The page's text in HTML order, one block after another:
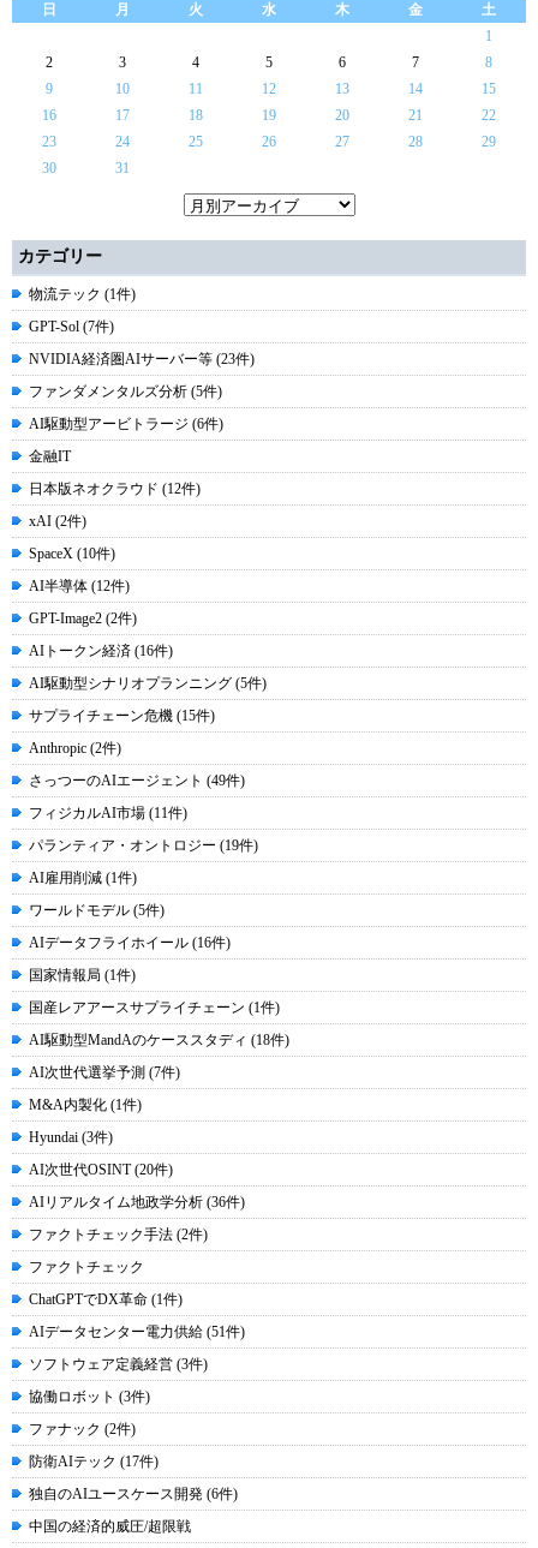
日
月 火 水 木 金
土
1
2
3 4 5 6 7
8
9
10 11 12 13 14
15
16
17 18 19 20 21
22
23
24 25 26 27 28
29
30
31
カテゴリー
物流テック (1件)
GPT-Sol (7件)
NVIDIA経済圏AIサーバー等 (23件)
ファンダメンタルズ分析 (5件)
AI駆動型アービトラージ (6件)
金融IT
日本版ネオクラウド (12件)
xAI (2件)
SpaceX (10件)
AI半導体 (12件)
GPT-Image2 (2件)
AIトークン経済 (16件)
AI駆動型シナリオプランニング (5件)
サプライチェーン危機 (15件)
Anthropic (2件)
さっつーのAIエージェント (49件)
フィジカルAI市場 (11件)
パランティア・オントロジー (19件)
AI雇用削減 (1件)
ワールドモデル (5件)
AIデータフライホイール (16件)
国家情報局 (1件)
国産レアアースサプライチェーン (1件)
AI駆動型MandAのケーススタディ (18件)
AI次世代選挙予測 (7件)
M&A内製化 (1件)
Hyundai (3件)
AI次世代OSINT (20件)
AIリアルタイム地政学分析 (36件)
ファクトチェック手法 (2件)
ファクトチェック
ChatGPTでDX革命 (1件)
AIデータセンター電力供給 (51件)
ソフトウェア定義経営 (3件)
協働ロボット (3件)
ファナック (2件)
防衛AIテック (17件)
独自のAIユースケース開発 (6件)
中国の経済的威圧/超限戦